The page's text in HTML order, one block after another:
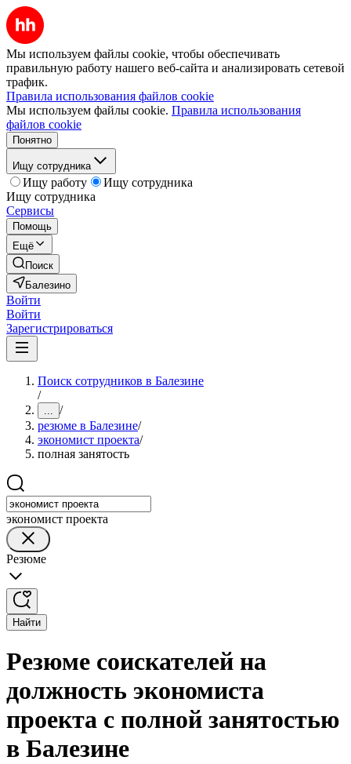
Мы используем файлы cookie, чтобы обеспечивать
правильную работу нашего веб-сайта и анализировать сетевой
трафик.
Правила использования файлов cookie
Мы используем файлы cookie. Правила использования
файлов cookie
Понятно
Ищу сотрудника
Ищу работу
Ищу сотрудника
Ищу сотрудника
Сервисы
Помощь
Ещё
Поиск
Балезино
Войти
Войти
Зарегистрироваться
Поиск сотрудников в Балезине
/
... /
резюме в Балезине/
экономист проекта/
полная занятость
экономист проекта
Резюме
Найти
Резюме соискателей на
должность экономиста
проекта с полной занятостью
в Балезине